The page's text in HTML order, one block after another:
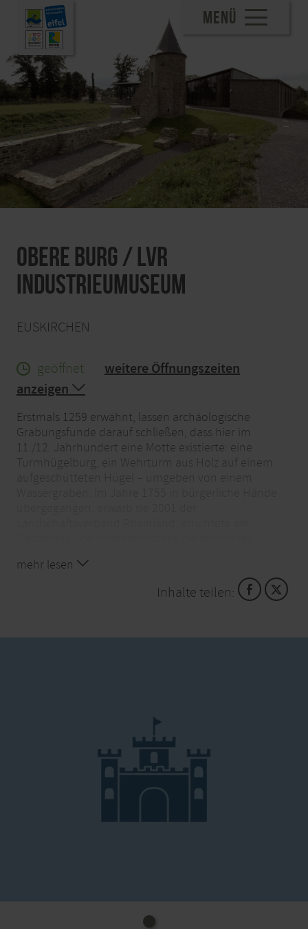
MENÜ
Obere Burg / LVR
Industrieumuseum
EUSKIRCHEN
geöffnet
weitere Öffnungszeiten
anzeigen
Erstmals 1259 erwähnt, lassen archäologische
Grabungsfunde darauf schließen, dass hier im
11./12. Jahrhundert eine Motte existierte: eine
Turmhügelburg, ein Wehrturm aus Holz auf einem
vorfindet wie am letzten Arbeitstag im Jahre 1961.
Spinnmaschinen, Webstühle und sogar die
Dampfmaschine laufen und demonstrieren die
mehr lesen
Inhalte teilen: